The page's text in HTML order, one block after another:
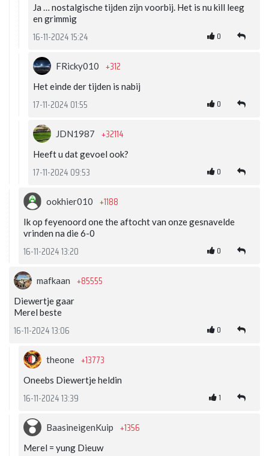
Ja … nostalgische tijden zijn voorbij. Het is nu kill leeg
en grimmig
16-11-2024 15:24 0
FRicky010 +312
Het einde der tijden is nabij
17-11-2024 01:55 0
JDN1987 +32114
Heeft u dat gevoel ook?
17-11-2024 09:53 0
ookhier010 +1188
Ik op feyenoord one the aftocht van onze gesnavelde
vrinden na die 6-0
16-11-2024 13:20 0
mafkaan +85555
Diewertje gaar
Merel beste
16-11-2024 13:06 0
theone +13773
Oneebs Diewertje heldin
16-11-2024 13:39 1
BaasineigenKuip +1356
Merel = yung Dieuw